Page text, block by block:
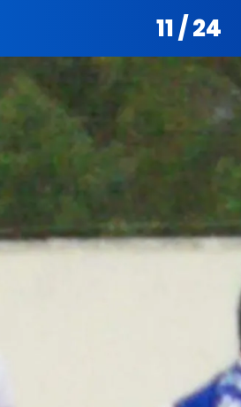
11 / 24